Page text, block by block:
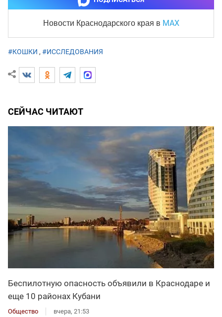
Новости Краснодарского края в MAX
#КОШКИ , #ИССЛЕДОВАНИЯ
СЕЙЧАС ЧИТАЮТ
Беспилотную опасность объявили в Краснодаре и
еще 10 районах Кубани
Общество вчера, 21:53